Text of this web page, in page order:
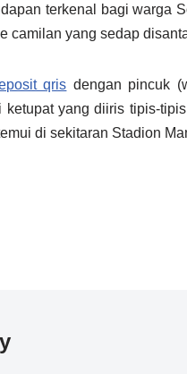
terkenal bagi warga
camilan yang sedap
qris dengan pincuk
ketupat yang diiris tipis-
di sekitaran Stadion